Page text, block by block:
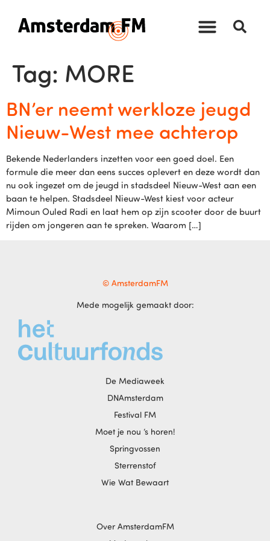
Tag: MORE
BN’er neemt werkloze jeugd
Nieuw-West mee achterop
Bekende Nederlanders inzetten voor een goed doel. Een
formule die meer dan eens succes oplevert en deze wordt dan
nu ook ingezet om de jeugd in stadsdeel Nieuw-West aan een
baan te helpen. Stadsdeel Nieuw-West kiest voor acteur
Mimoun Ouled Radi en laat hem op zijn scooter door de buurt
rijden om jongeren aan te spreken. Waarom […]
© AmsterdamFM
Mede mogelijk gemaakt door:
De Mediaweek
DNAmsterdam
Festival FM
Moet je nou ‘s horen!
Springvossen
Sterrenstof
Wie Wat Bewaart
Over AmsterdamFM